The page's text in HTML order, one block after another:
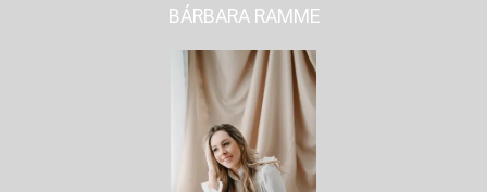
BÁRBARA RAMME